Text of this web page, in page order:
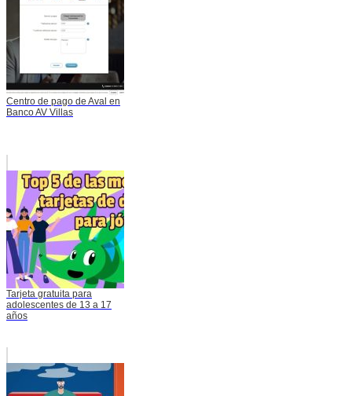
Centro de pago de Aval en
Banco AV Villas
Tarjeta gratuita para
adolescentes de 13 a 17
años